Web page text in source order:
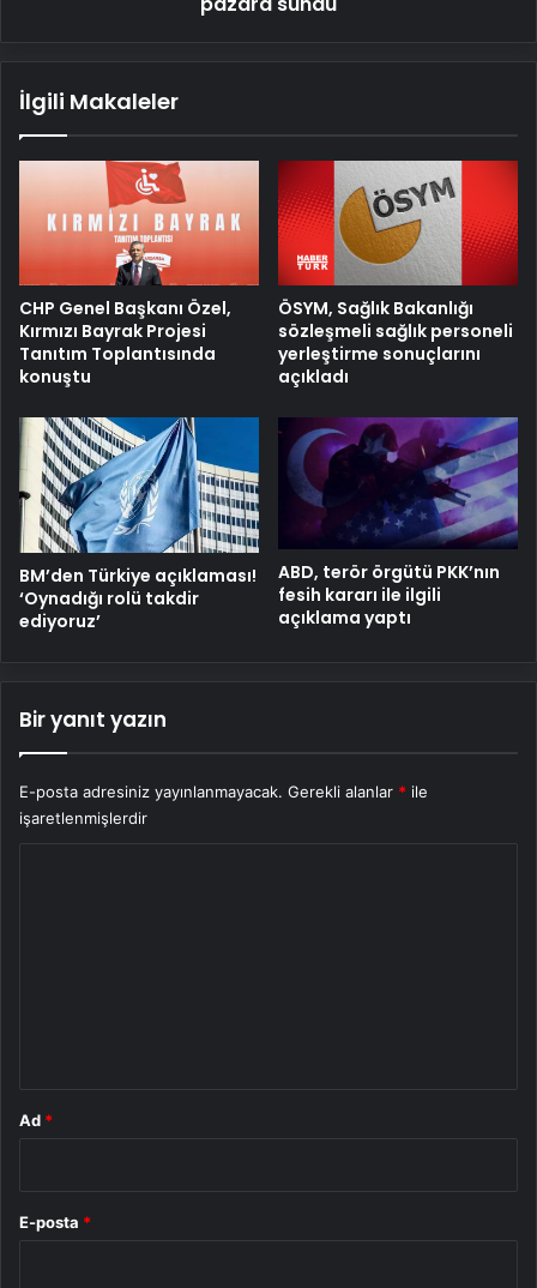
İlgili Makaleler
CHP Genel Başkanı Özel,
Kırmızı Bayrak Projesi
Tanıtım Toplantısında
konuştu
ÖSYM, Sağlık Bakanlığı
sözleşmeli sağlık personeli
yerleştirme sonuçlarını
açıkladı
BM’den Türkiye açıklaması!
‘Oynadığı rolü takdir
ediyoruz’
ABD, terör örgütü PKK’nın
fesih kararı ile ilgili
açıklama yaptı
Bir yanıt yazın
E-posta adresiniz yayınlanmayacak. Gerekli alanlar * ile
işaretlenmişlerdir
Ad *
E-posta *